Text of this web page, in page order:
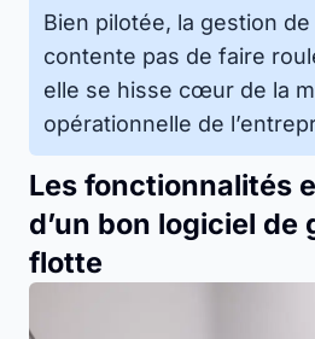
Bien pilotée, la gestion
contente pas de faire
elle se hisse cœur de la
opérationnelle de
Les fonctionnalités
d’un bon logiciel de
flotte